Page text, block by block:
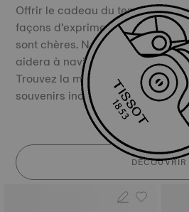
Offrir le cadeau du temps est
façons d’exprimer votre amour
sont chères. Notre outil de
aidera à naviguer dans l'univers
Trouvez la montre suisse de
souvenirs inoubliables. Offrez le
DÉCOUVRIR